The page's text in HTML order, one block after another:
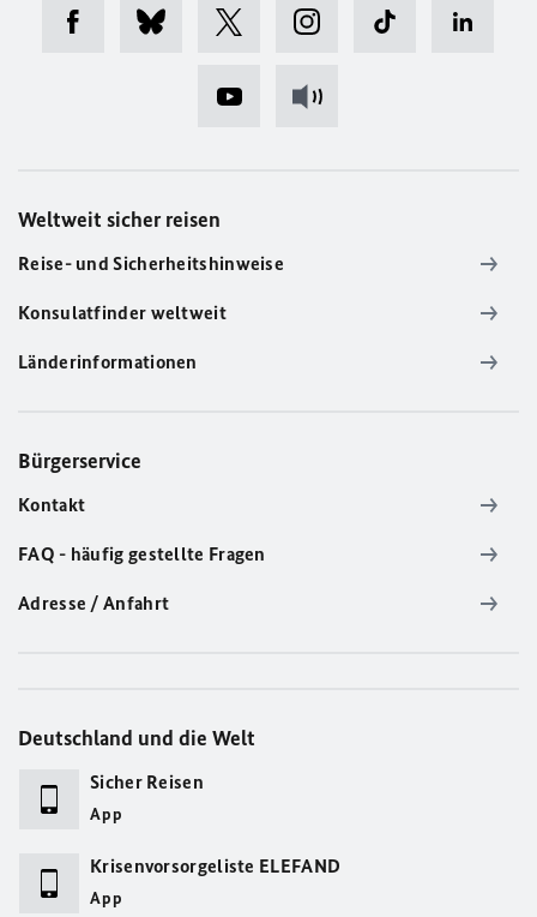
Weltweit sicher reisen
Reise- und Sicherheitshinweise
Konsulatfinder weltweit
Länderinformationen
Bürgerservice
Kontakt
FAQ - häufig gestellte Fragen
Adresse / Anfahrt
Deutschland und die Welt
Sicher Reisen
App
Krisenvorsorgeliste ELEFAND
App